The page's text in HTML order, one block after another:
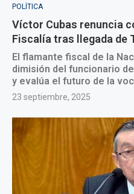
POLÍTICA
Víctor Cubas renuncia
Fiscalía tras llegada de
El flamante fiscal de la
dimisión del funcionario
y evalúa el futuro de la
23 septiembre, 2025